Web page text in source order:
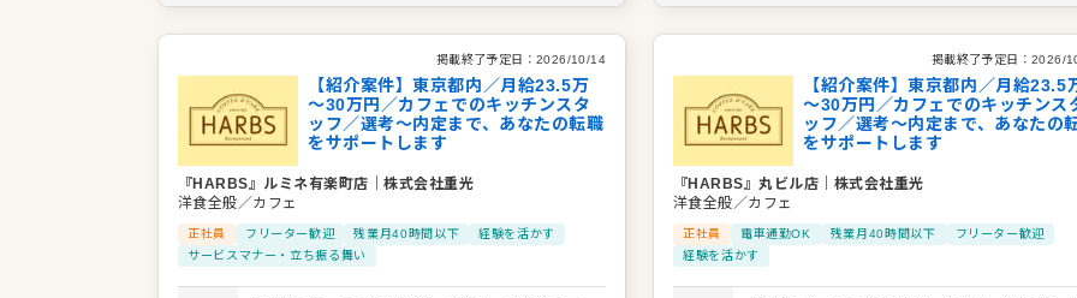
掲載終了予定日： 2026/10/14
【紹介案件】東京都内／月給23.5万
～30万円／カフェでのキッチンスタ
ッフ／選考～内定まで、あなたの転職
をサポートします
『HARBS』ルミネ有楽町店 ｜株式会社重光
洋食全般／カフェ
正社員 フリーター歓迎 残業月40時間以下
経験を活かす
サービスマナー・立ち振る舞い
掲載終了予定日： 2026/
【紹介案件】東京都内／月給23.5
～30万円／カフェでのキッチンス
ッフ／選考～内定まで、あなたの
をサポートします
『HARBS』丸ビル店
株式会社重光
洋食全般／カフェ
正社員 電車通勤OK 残業月40時間以下
フリーター歓迎
経験を活かす